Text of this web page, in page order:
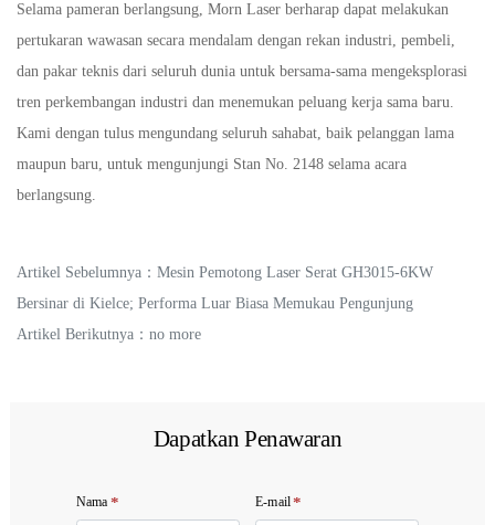
Selama pameran berlangsung, Morn Laser berharap dapat melakukan
pertukaran wawasan secara mendalam dengan rekan industri, pembeli,
dan pakar teknis dari seluruh dunia untuk bersama-sama mengeksplorasi
tren perkembangan industri dan menemukan peluang kerja sama baru.
Kami dengan tulus mengundang seluruh sahabat, baik pelanggan lama
maupun baru, untuk mengunjungi Stan No. 2148 selama acara
berlangsung.
Artikel Sebelumnya： Mesin Pemotong Laser Serat GH3015-6KW
Bersinar di Kielce; Performa Luar Biasa Memukau Pengunjung
Artikel Berikutnya：no more
Dapatkan Penawaran
Nama * E-mail*